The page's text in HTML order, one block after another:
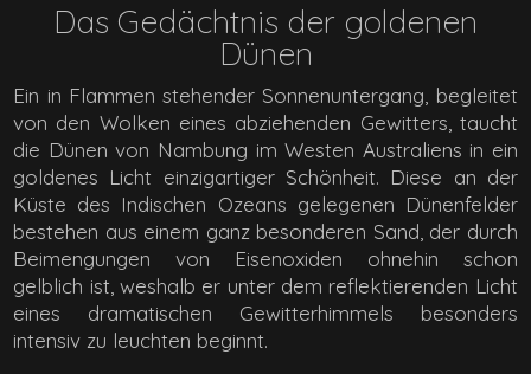
Das Gedächtnis der goldenen
Dünen
Ein in Flammen stehender Sonnenuntergang, begleitet
von den Wolken eines abziehenden Gewitters, taucht
die Dünen von Nambung im Westen Australiens in ein
goldenes Licht einzigartiger Schönheit. Diese an der
Küste des Indischen Ozeans gelegenen Dünenfelder
bestehen aus einem ganz besonderen Sand, der durch
Beimengungen von Eisenoxiden ohnehin schon
gelblich ist, weshalb er unter dem reflektierenden Licht
eines dramatischen Gewitterhimmels besonders
intensiv zu leuchten beginnt.